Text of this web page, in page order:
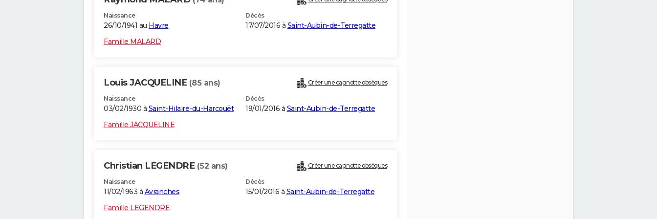
Naissance
26/10/1941 au Havre
Décès
17/07/2016 à Saint-Aubin-de-Terregatte
Famille MALARD
Louis JACQUELINE (85 ans) Créer une cagnotte obsèques
Naissance
03/02/1930 à Saint-Hilaire-du-Harcouët
Décès
19/01/2016 à Saint-Aubin-de-Terregatte
Famille JACQUELINE
Christian LEGENDRE (52 ans) Créer une cagnotte obsèques
Naissance
11/02/1963 à Avranches
Décès
15/01/2016 à Saint-Aubin-de-Terregatte
Famille LEGENDRE